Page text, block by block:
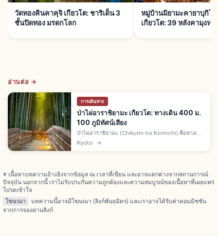
วัดทองคินคาคุจิ เกียวโต: ชาริเด็น 3
ชั้นปิดทอง มรดกโลก
หมู่บ้านมิยามะคายาบุกิโ
เกียวโต: 39 หลังคามุงหญ้
อ่านต่อ →
การเดินทาง
ป่าไผ่อาราชิยามะ เกียวโต: ทางเดิน 400 ม.
100 ภูมิทัศน์เสียง
ป่าไผ่อาราชิยามะ (Chikurin no Komichi) คือทางเดิน
ป่าไผ่เขตอุเคียว เมืองเกียวโต ยาวราว 400 ม. จากโอ
โคจิซันโซถึงศาลเจ้าโนโนมิยะ 1 ใน 100 ภูมิทัศน์เสียง
Kyoto →
※ เนื้อหาบทความอ้างอิงจากข้อมูล ณ เวลาที่เขียน และอาจแตกต่างจากสถานการณ์
ปัจจุบัน นอกจากนี้ เราไม่รับประกันความถูกต้องและความสมบูรณ์ของเนื้อหาที่เผยแพร่
โปรดเข้าใจ
โฆษณา
บทความนี้อาจมีโฆษณา (ลิงก์พันธมิตร) และเราอาจได้รับค่าคอมมิชชัน
จากการจองผ่านลิงก์